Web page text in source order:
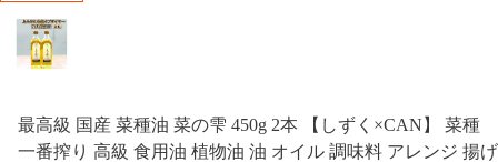
最高級 国産 菜種油 菜の雫 450g 2本 【しずく×CAN】 菜種
一番搾り 高級 食用油 植物油 油 オイル 調味料 アレンジ 揚げ